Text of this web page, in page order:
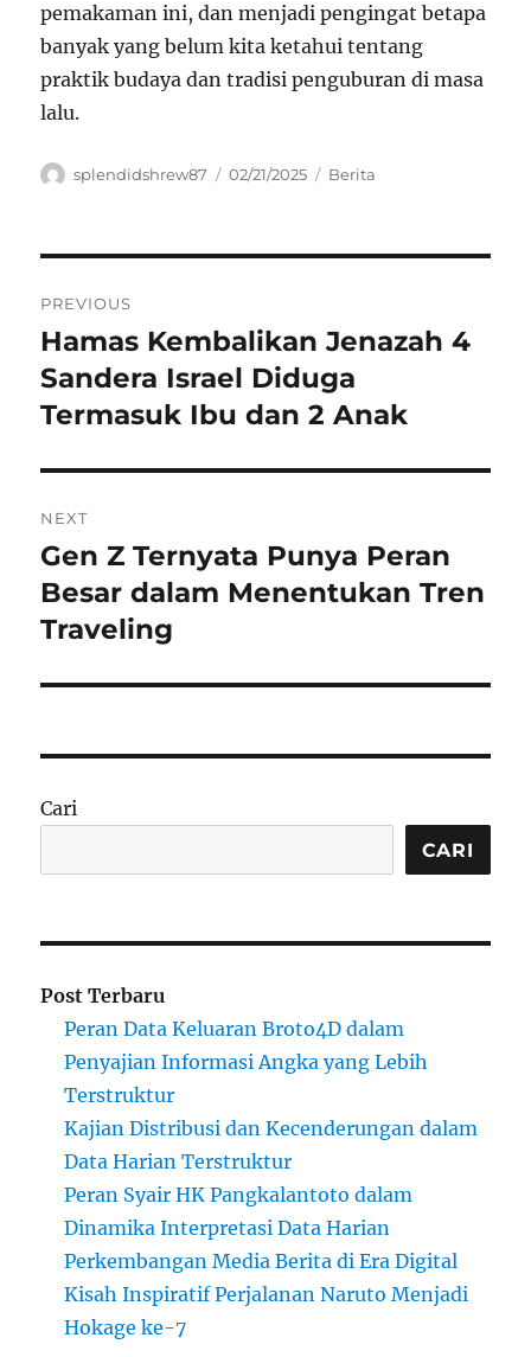
pemakaman ini, dan menjadi pengingat betapa
banyak yang belum kita ketahui tentang
praktik budaya dan tradisi penguburan di masa
lalu.
Author
splendidshrew87
Posted
02/21/2025 Categories
Berita
pos
PREVIOUS
Previous
post:
Hamas Kembalikan Jenazah 4
Sandera Israel Diduga
Termasuk Ibu dan 2 Anak
NEXT
Next
post:
Gen Z Ternyata Punya Peran
Besar dalam Menentukan Tren
Traveling
Cari
CARI
Post Terbaru
Peran Data Keluaran Broto4D dalam
Penyajian Informasi Angka yang Lebih
Terstruktur
Kajian Distribusi dan Kecenderungan dalam
Data Harian Terstruktur
Peran Syair HK Pangkalantoto dalam
Dinamika Interpretasi Data Harian
Perkembangan Media Berita di Era Digital
Kisah Inspiratif Perjalanan Naruto Menjadi
Hokage ke-7